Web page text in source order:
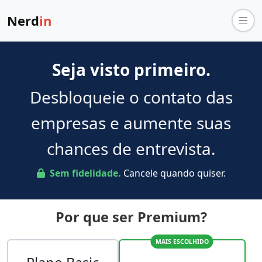
Nerdin
Seja visto primeiro.
Desbloqueie o contato das
empresas e aumente suas
chances de entrevista.
Sem fidelidade. Cancele quando quiser.
Por que ser Premium?